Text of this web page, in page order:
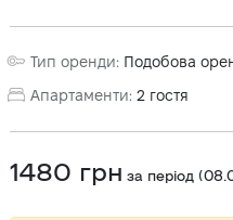
Тип оренди: Подобова
Апартаменти: 2 гостя
1480 грн за період (